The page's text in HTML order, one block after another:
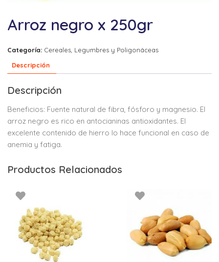
Arroz negro x 250gr
Categoría: Cereales, Legumbres y Poligonáceas
Descripción
Descripción
Beneficios: Fuente natural de fibra, fósforo y magnesio. El
arroz negro es rico en antocianinas antioxidantes. El
excelente contenido de hierro lo hace funcional en caso de
anemia y fatiga.
Productos Relacionados